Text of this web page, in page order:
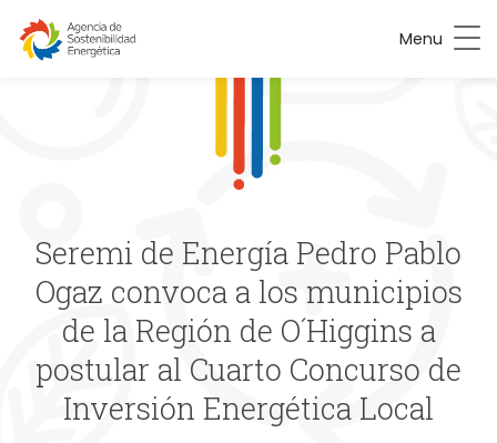
Menu
Seremi de Energía Pedro Pablo
Ogaz convoca a los municipios
de la Región de O´Higgins a
postular al Cuarto Concurso de
Inversión Energética Local